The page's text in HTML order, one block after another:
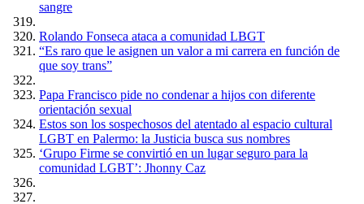
sangre
Rolando Fonseca ataca a comunidad LBGT
“Es raro que le asignen un valor a mi carrera en función de
que soy trans”
Papa Francisco pide no condenar a hijos con diferente
orientación sexual
Estos son los sospechosos del atentado al espacio cultural
LGBT en Palermo: la Justicia busca sus nombres
‘Grupo Firme se convirtió en un lugar seguro para la
comunidad LGBT’: Jhonny Caz